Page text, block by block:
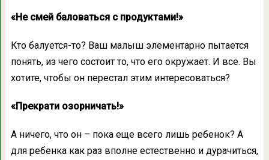
«Не смей баловаться с продуктами!»
Кто балуется-то? Ваш малыш элементарно пытается
понять, из чего состоит то, что его окружает. И все. Вы
хотите, чтобы он перестал этим интересоваться?
«Прекрати озорничать!»
А ничего, что он – пока еще всего лишь ребенок? А
для ребенка как раз вполне естественно и дурачиться,